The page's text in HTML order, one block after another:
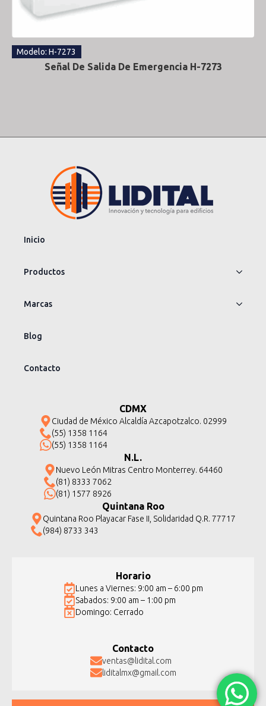
Modelo: H-7273
Señal De Salida De Emergencia H-7273
Inicio
Productos
Marcas
Blog
Contacto
CDMX
Ciudad de México Alcaldía Azcapotzalco. 02999
(55) 1358 1164
(55) 1358 1164
N.L.
Nuevo León Mitras Centro Monterrey. 64460
(81) 8333 7062
(81) 1577 8926
Quintana Roo
Quintana Roo Playacar Fase II, Solidaridad Q.R. 77717
(984) 8733 343
Horario
Lunes a Viernes: 9:00 am – 6:00 pm
Sabados: 9:00 am – 1:00 pm
Domingo: Cerrado
Contacto
ventas@lidital.com
liditalmx@gmail.com